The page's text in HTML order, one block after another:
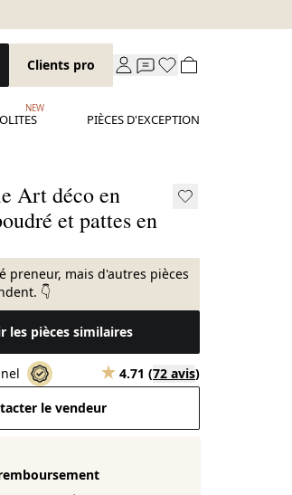
Clients pro
NEW
PIÈCES D'EXCEPTION
Art déco en
et pattes en
preneur, mais d'autres pièces
👇
les pièces similaires
4.71 (72 avis)
le vendeur